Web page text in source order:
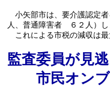
小矢部市は、要介護認定
人、普通障害者 ６２人）し
これによる市税の減収は最
監査委員が見
市民オンブ